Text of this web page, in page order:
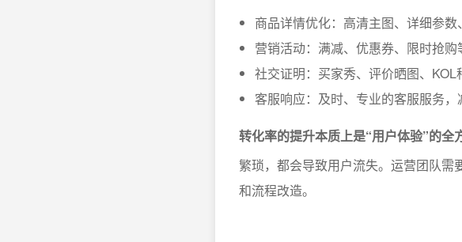
商品详情优化：高清主图、详细参数
营销活动：满减、优惠券、限时抢购
社交证明：买家秀、评价晒图、KOL
客服响应：及时、专业的客服服务，
转化率的提升本质上是“用户体验”的全
繁琐，都会导致用户流失。运营团队
和流程改造。